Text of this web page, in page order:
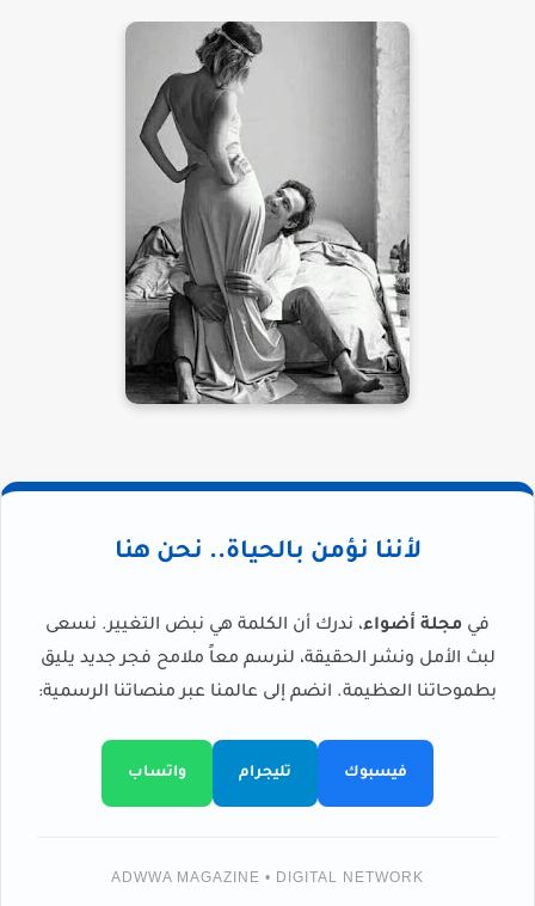
لأننا نؤمن بالحياة.. نحن هنا
في مجلة أضواء، ندرك أن الكلمة هي نبض التغيير. نسعى
لبث الأمل ونشر الحقيقة، لنرسم معاً ملامح فجر جديد يليق
بطموحاتنا العظيمة. انضم إلى عالمنا عبر منصاتنا الرسمية:
فيسبوك تليجرام واتساب
ADWWA MAGAZINE • DIGITAL NETWORK